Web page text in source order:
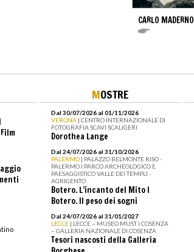
CARLO MADERNO
Film
MOSTRE
Dal 30/07/2026 al 01/11/2026
VERONA | CENTRO INTERNAZIONALE DI
FOTOGRAFIA SCAVI SCALIGERI
Dorothea Lange
Dal 24/07/2026 al 31/10/2026
PALERMO | PALAZZO BELMONTE RISO -
PALERMO I PARCO ARCHEOLOGICO E
PAESAGGISTICO VALLE DEI TEMPLI -
AGRIGENTO
Botero. L’incanto del Mito I
Botero. Il peso dei sogni
Dal 24/07/2026 al 31/01/2027
LECCE | LECCE – MUSEO MUST I COSENZA
– GALLERIA NAZIONALE DI COSENZA
Tesori nascosti della Galleria